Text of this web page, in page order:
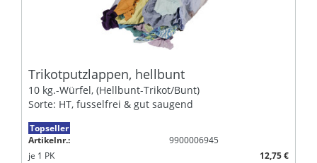
Trikotputzlappen, hellbunt
10 kg.-Würfel, (Hellbunt-Trikot/Bunt)
Sorte: HT, fusselfrei & gut saugend
Topseller
Artikelnr.:
9900006945
je 1 PK 12,75 €